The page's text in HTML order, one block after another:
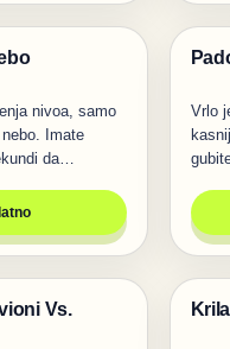
nivoa, samo
Imate
da…
Igre
Vrlo
Vs.